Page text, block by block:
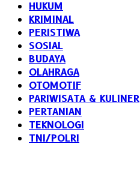
HUKUM
KRIMINAL
PERISTIWA
SOSIAL
BUDAYA
OLAHRAGA
OTOMOTIF
PARIWISATA & KULINER
PERTANIAN
TEKNOLOGI
TNI/POLRI